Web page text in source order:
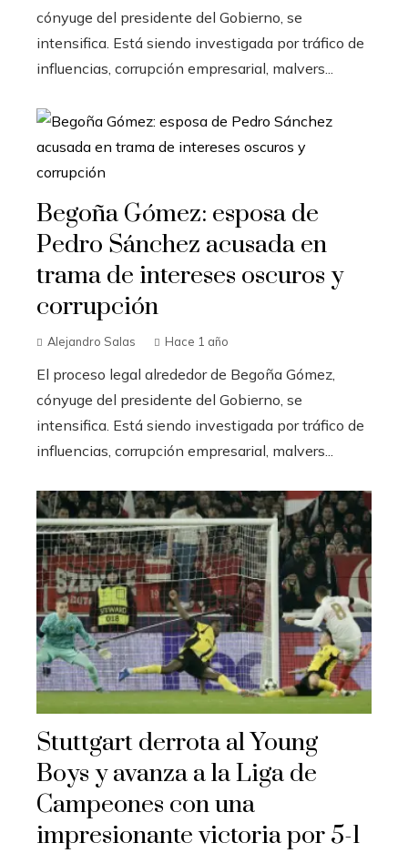
cónyuge del presidente del Gobierno, se
intensifica. Está siendo investigada por tráfico de
influencias, corrupción empresarial, malvers...
Begoña Gómez: esposa de
Pedro Sánchez acusada en
trama de intereses oscuros y
corrupción
Alejandro Salas Hace 1 año
El proceso legal alrededor de Begoña Gómez,
cónyuge del presidente del Gobierno, se
intensifica. Está siendo investigada por tráfico de
influencias, corrupción empresarial, malvers...
Stuttgart derrota al Young
Boys y avanza a la Liga de
Campeones con una
impresionante victoria por 5-1